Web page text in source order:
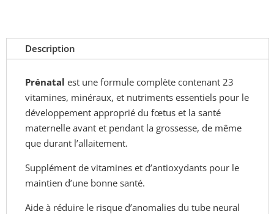
Description
Prénatal est une formule complète contenant 23
vitamines, minéraux, et nutriments essentiels pour le
développement approprié du fœtus et la santé
maternelle avant et pendant la grossesse, de même
que durant l’allaitement.
Supplément de vitamines et d’antioxydants pour le
maintien d’une bonne santé.
Aide à réduire le risque d’anomalies du tube neural